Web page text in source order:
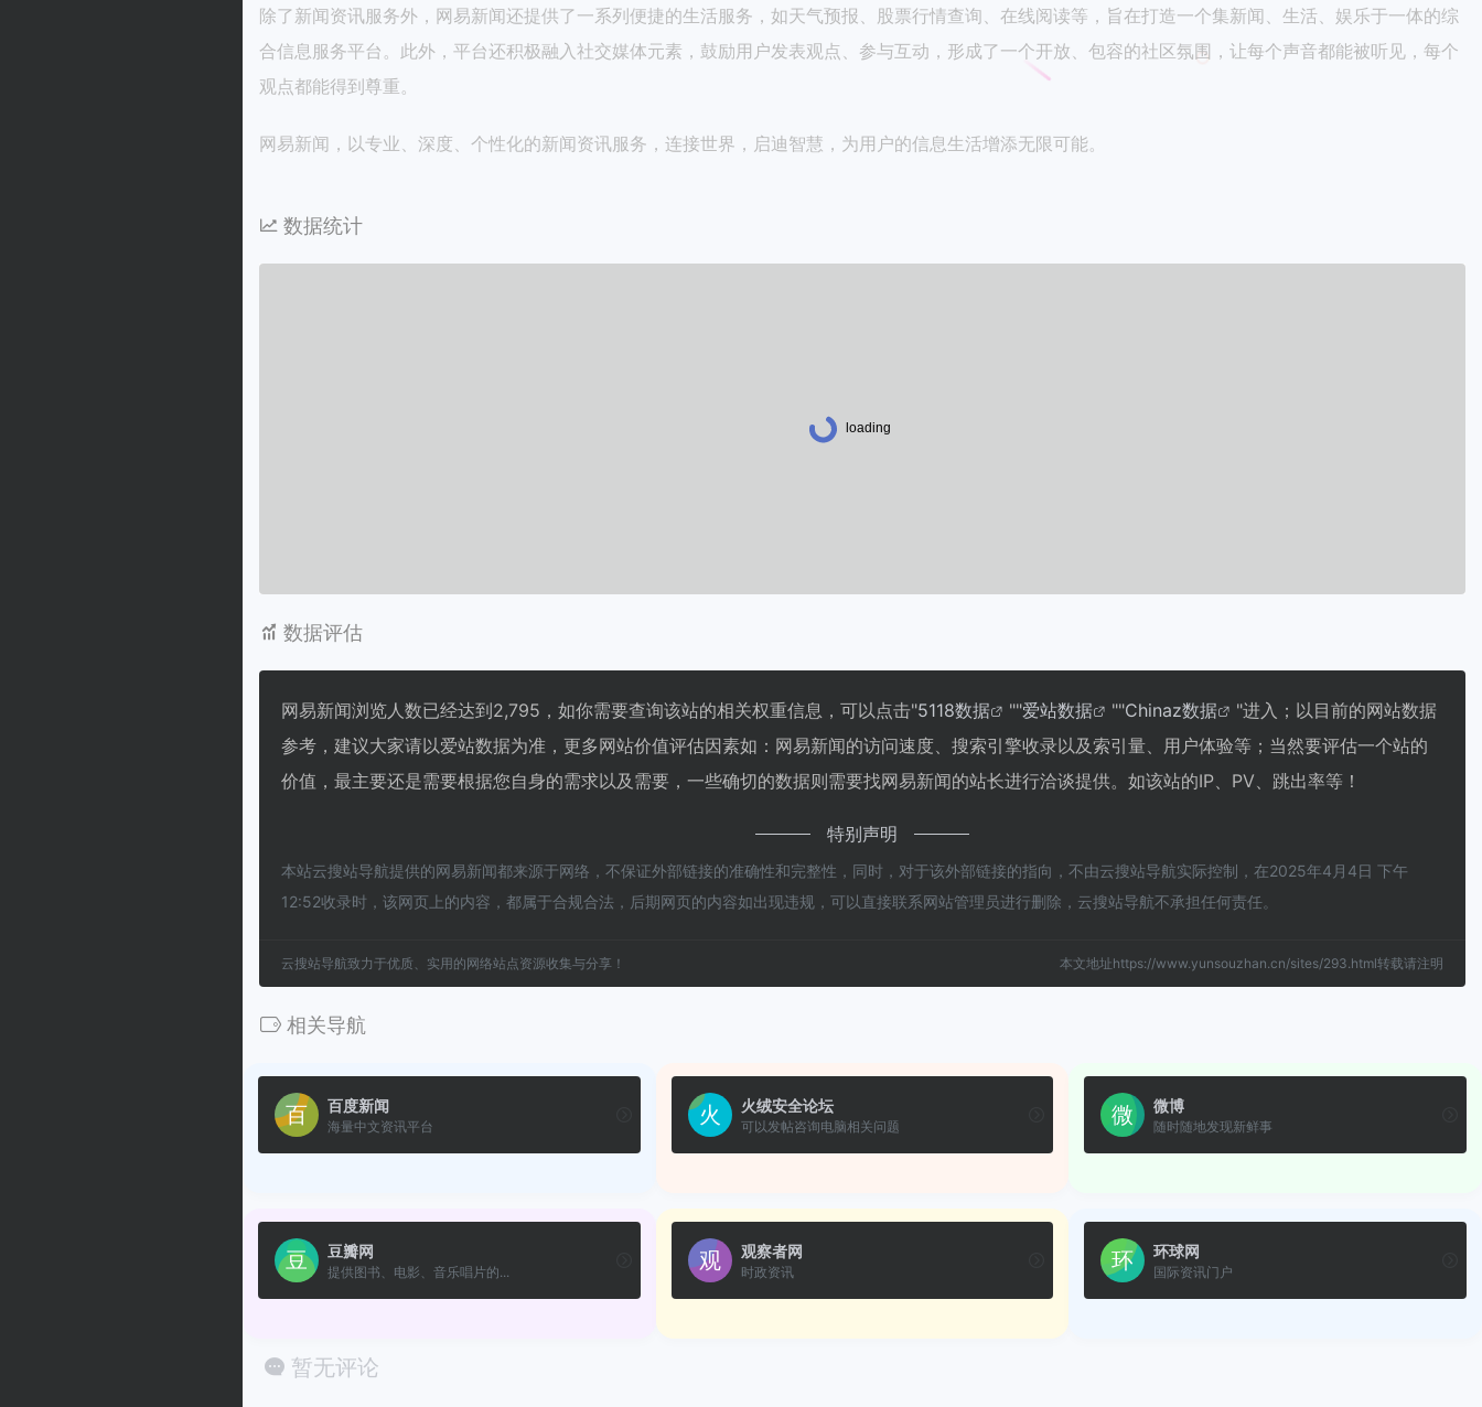
除了新闻资讯服务外，网易新闻还提供了一系列便捷的生活服务，如天气预报、股票行情查询、在线阅读等，旨在打造一个集新闻、生活、娱乐于一体的综
合信息服务平台。此外，平台还积极融入社交媒体元素，鼓励用户发表观点、参与互动，形成了一个开放、包容的社区氛围，让每个声音都能被听见，每个
观点都能得到尊重。
网易新闻，以专业、深度、个性化的新闻资讯服务，连接世界，启迪智慧，为用户的信息生活增添无限可能。
数据统计
数据评估
网易新闻浏览人数已经达到2,795，如你需要查询该站的相关权重信息，可以点击"5118数据 ""爱站数据 ""Chinaz数据
"进入；以目前的网站数据
参考，建议大家请以爱站数据为准，更多网站价值评估因素如：网易新闻的访问速度、搜索引擎收录以及索引量、用户体验等；当然要评估一个站的
价值，最主要还是需要根据您自身的需求以及需要，一些确切的数据则需要找网易新闻的站长进行洽谈提供。如该站的IP、PV、跳出率等！
特别声明
本站云搜站导航提供的网易新闻都来源于网络，不保证外部链接的准确性和完整性，同时，对于该外部链接的指向，不由云搜站导航实际控制，在2025年4月4日 下午
12:52收录时，该网页上的内容，都属于合规合法，后期网页的内容如出现违规，可以直接联系网站管理员进行删除，云搜站导航不承担任何责任。
云搜站导航致力于优质、实用的网络站点资源收集与分享！ 本文地址https://www.yunsouzhan.cn/sites/293.html转载请注明
相关导航
百度新闻
海量中文资讯平台
火绒安全论坛
可以发帖咨询电脑相关问题
微博
随时随地发现新鲜事
豆瓣网
提供图书、电影、音乐唱片的...
观察者网
时政资讯
环球网
国际资讯门户
暂无评论